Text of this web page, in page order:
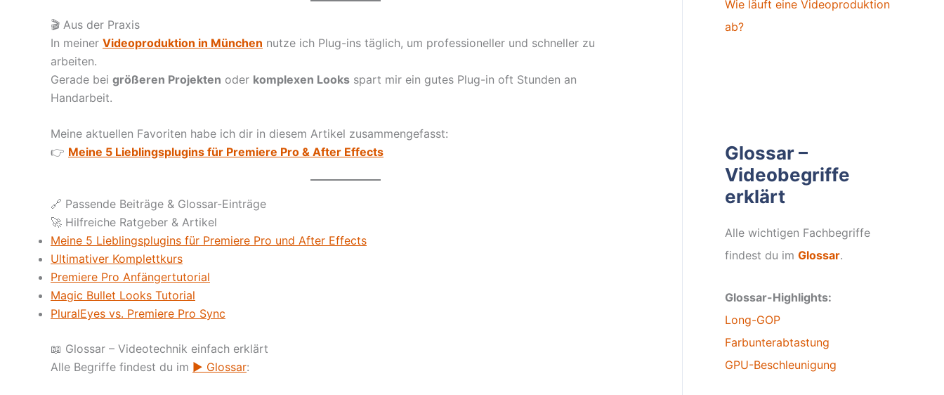
🎬 Aus der Praxis
In meiner Videoproduktion in München nutze ich Plug-ins täglich, um professioneller und schneller zu
arbeiten.
Gerade bei größeren Projekten oder komplexen Looks spart mir ein gutes Plug-in oft Stunden an
Handarbeit.
Meine aktuellen Favoriten habe ich dir in diesem Artikel zusammengefasst:
👉 Meine 5 Lieblingsplugins für Premiere Pro & After Effects
🔗 Passende Beiträge & Glossar-Einträge
🚀 Hilfreiche Ratgeber & Artikel
Meine 5 Lieblingsplugins für Premiere Pro und After Effects
Ultimativer Komplettkurs
Premiere Pro Anfängertutorial
Magic Bullet Looks Tutorial
PluralEyes vs. Premiere Pro Sync
📖 Glossar – Videotechnik einfach erklärt
Alle Begriffe findest du im ▶︎ Glossar:
Wie läuft eine Videoproduktion
ab?
Glossar –
Videobegriffe
erklärt
Alle wichtigen Fachbegriffe
findest du im Glossar.
Glossar-Highlights:
Long-GOP
Farbunterabtastung
GPU-Beschleunigung